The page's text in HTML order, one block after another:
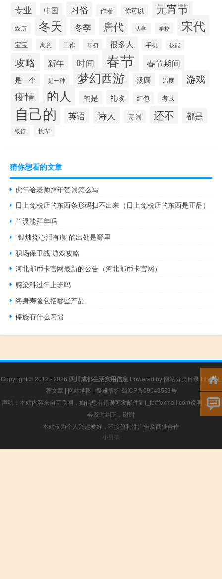
专业 中国 习俗 作者 你可以 元宵节
农历 冬天 冬季 唐代 大学 学校 宋代
宝宝 寓意 工作 年初 很多人 手机 技能
攻略 新年 时间 春节 春节期间
是一个 是一种 梦幻西游 汤圆 温度 游戏
疫情 的人 的是 礼物 红包 考试
自己的 英语 诗人 诗词 还不 都是
银行 长辈
猜你想看的文章
虎年给老师拜年贺词怎么写
日上免税店的东西条形码扫不出来（日上免税店的东西是正品）
兰溪能拜年吗
“银烛烧心泪有痕”的出处是哪里
职场保卫战 游戏攻略
河北邮币卡官网最新的公告（河北邮币卡官网）
感染科过年上班吗
终身寿险包括哪些产品
傣族有什么习惯
Copyright © 2012 - 2026 四川成都生活实用信息 Powered by 网站分类目录 | 精选推
荐文章 | 网站地图 | 疑难解答 蜀ICP备09043553号
声明：本站内容来自互联网，如信息有错误可发邮件到f_fb#foxmail.com说明，我们
会及时纠正，谢谢
本站仅为个人兴趣爱好，不接盈利性广告及商业合作
小男孩